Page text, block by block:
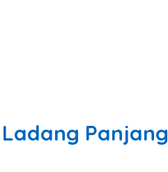
Panjang